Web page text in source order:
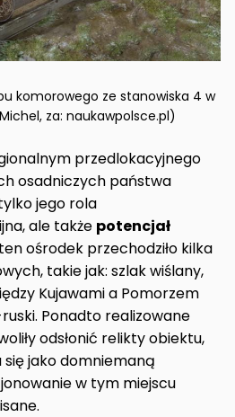
komorowego ze stanowiska 4 w
za: naukawpolsce.pl)
przedlokacyjnego
osadniczych państwa
jego rola
ale także potencjał
ośrodek przechodziło kilka
takie jak: szlak wiślany,
Kujawami a Pomorzem
Ponadto realizowane
odsłonić relikty obiektu,
jako domniemaną
w tym miejscu